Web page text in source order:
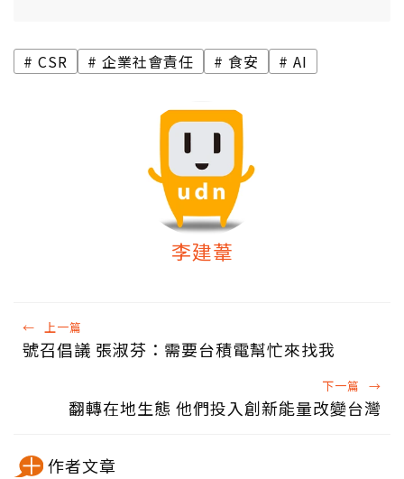
CSR 企業社會責任 食安 AI
李建葦
← 上一篇
號召倡議 張淑芬：需要台積電幫忙來找我
下一篇 →
翻轉在地生態 他們投入創新能量改變台灣
作者文章